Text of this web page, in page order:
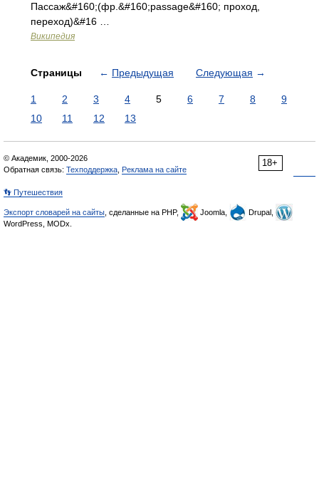
Пассаж&#160;(фр.&#160;passage&#160; проход,
переход)&#16 …
Википедия
Страницы ← Предыдущая Следующая →
1 2 3 4 5 6 7 8
9
10
11 12 13
18+
© Академик, 2000-2026
Обратная связь: Техподдержка Реклама на сайте
👣 Путешествия
Экспорт словарей на сайты , сделанные на PHP, Joomla,
Drupal,
WordPress, MODx.